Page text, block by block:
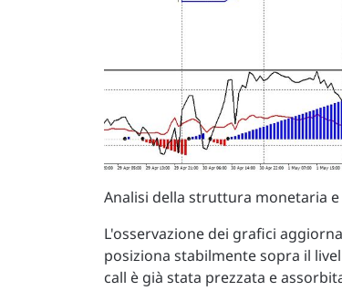
Analisi della struttura monetaria e
L'osservazione dei grafici
posiziona stabilmente sopra il
call è già stata prezzata e